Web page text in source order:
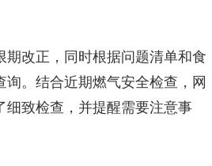
改正，同时根据问题清单和食
。结合近期燃气安全检查，网
细致检查，并提醒需要注意事